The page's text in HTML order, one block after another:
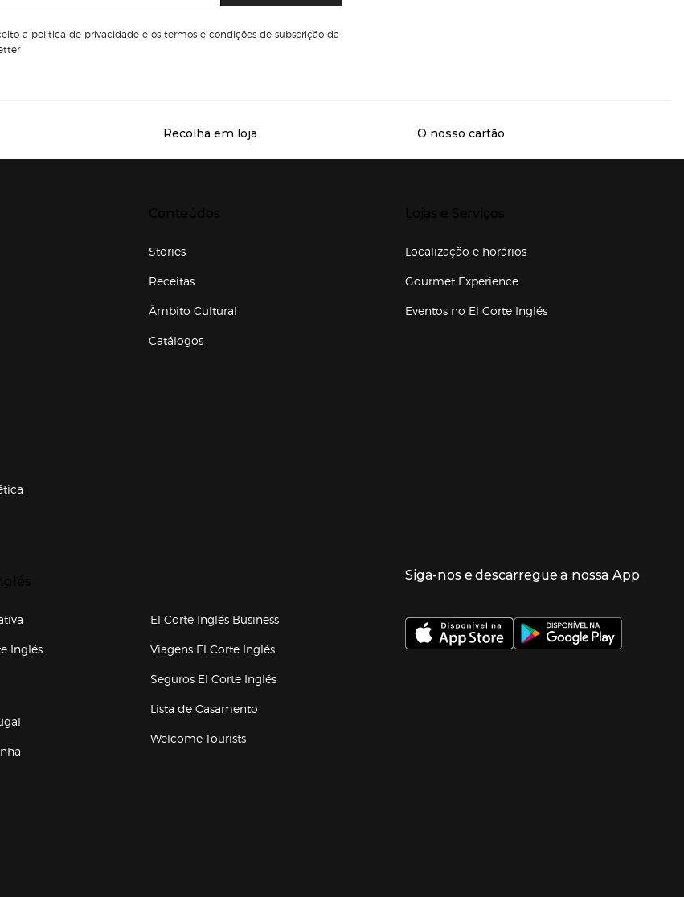
a política de privacidade e os termos e condições de subscrição da
Servicios destacados
Recolha em loja O nosso cartão
Stories
Receitas
Âmbito Cultural
Catálogos
Localização e horários
Gourmet Experience
Eventos no El Corte Inglés
Inglés(abre en nueva ventana)
El Corte Inglés Business
Viagens El Corte Inglés(abre en nueva ventana)
Seguros El Corte Inglés(abre en nueva ventana)
Lista de Casamento
Welcome Tourists
inglés
Siga-nos e descarregue a nossa App